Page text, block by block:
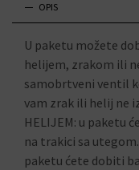
OPIS
U paketu možete
helijem, zrakom ili
samobrtveni ventil
vam zrak ili helij ne
HELIJEM: u paketu
na trakici sa utegom.
paketu ćete dobiti